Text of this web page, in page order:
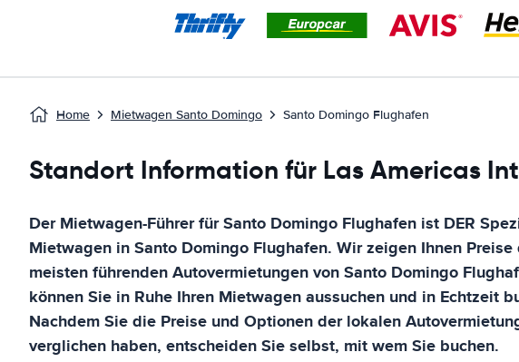
Home Mietwagen Santo Domingo Santo Domingo Flughafen
Standort Information für Las Americas
Der Mietwagen-Führer fürSanto Domingo Flughafen ist DER
Mietwagen inSanto Domingo Flughafen. Wir zeigen Ihnen Preise
meisten führenden Autovermietungen vonSanto Domingo
können Sie in Ruhe Ihren Mietwagen aussuchen und in Echtzeit
Nachdem Sie die Preise und Optionen der lokalen
verglichen haben, entscheiden Sie selbst, mit wem Sie buchen.